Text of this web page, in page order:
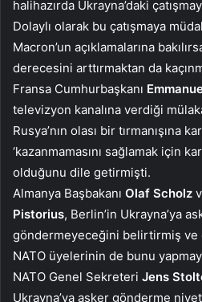
halihazırda Ukrayna’daki
Dolaylı olarak bu çatışmaya
Macron’un açıklamalarına
derecesini arttırmaktan da
Fransa Cumhurbaşkanı
televizyon kanalına verdiği
Rusya’nın olası bir tırmanışına
‘kazanmamasını sağlamak için
olduğunu dile getirmişti.
Almanya Başbakanı Olaf Scholz
Pistorius, Berlin’in Ukrayna’ya
göndermeyeceğini belirtirmiş ve
NATO üyelerinin de bunu
NATO Genel Sekreteri Jens
Ukrayna’ya asker gönderme